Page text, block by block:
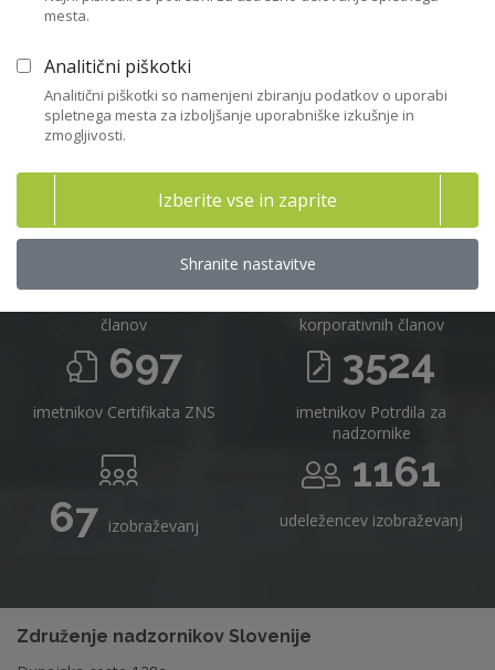
716
članov
16
korporativnih članov
697
imetnikov Certifikata ZNS
3524
imetnikov Potrdila za
nadzornike
67 izobraževanj
1161
udeležencev izobraževanj
Združenje nadzornikov Slovenije
mesta.
Analitični piškotki
Analitični piškotki so namenjeni zbiranju podatkov o uporabi
spletnega mesta za izboljšanje uporabniške izkušnje in
zmogljivosti.
Izberite vse in zaprite
Shranite nastavitve